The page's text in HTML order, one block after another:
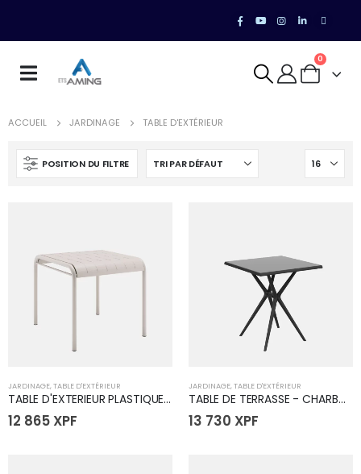
0
ACCUEIL JARDINAGE TABLE D'EXTÉRIEUR
POSITION DU FILTRE
JARDINAGE, TABLE D'EXTÉRIEUR
TABLE D'EXTERIEUR PLASTIQUE 88x80x76.5 CM
12 865 XPF
JARDINAGE, TABLE D'EXTÉRIEUR
TABLE DE TERRASSE - CHARBON
13 730 XPF